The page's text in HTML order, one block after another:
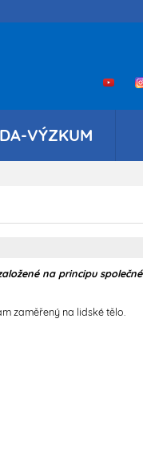
Třetí
cs
VÝZKUM
na principu
zaměřený na lidské tělo.